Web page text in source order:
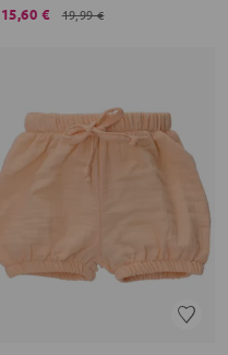
15,60 € 19,99 €